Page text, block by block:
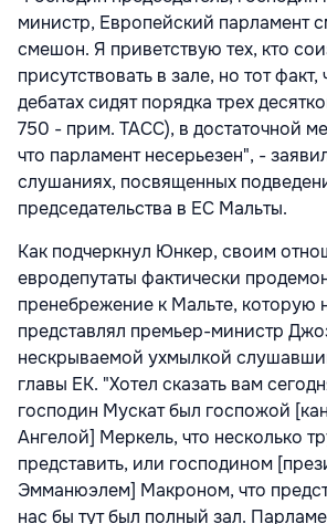
министр, Европейский парламент
смешон. Я приветствую тех, кто
присутствовать в зале, но тот факт,
дебатах сидят порядка трех
750 - прим. ТАСС), в достаточной
что парламент несерьезен", -
слушаниях, посвященных
председательства в ЕС Мальты.
Как подчеркнул Юнкер, своим
евродепутаты фактически
пренебрежение к Мальте, которую
представлял премьер-министр
нескрываемой ухмылкой
главы ЕК. "Хотел сказать вам
господин Мускат был госпожой
Ангелой] Меркель, что несколько
представить, или господином
Эмманюэлем] Макроном, что
нас бы тут был полный зал.